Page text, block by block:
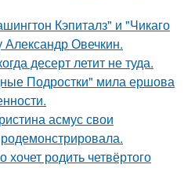
Кэпиталз" и "Чикаго
Александр Овечкин.
десерт летит не туда.
Подростки" мила ершова
асмус свои
родить четвёртого